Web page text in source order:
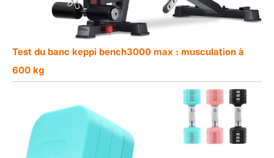
Test du banc keppi bench3000 max : musculation à
600 kg